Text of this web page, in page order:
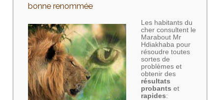
bonne renommée
Les habitants du
cher consultent le
Marabout Mr
Hdiakhaba pour
résoudre toutes
sortes de
problèmes et
obtenir des
résultats
probants et
rapides: